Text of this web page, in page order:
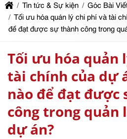
Tin tức & Sự kiện
Góc Bài
Tối ưu hóa quản lý chi phí và tài
để đạt được sự thành công trong
Tối ưu hóa quản
tài chính của dự
nào để đạt được
công trong quản
dự án?